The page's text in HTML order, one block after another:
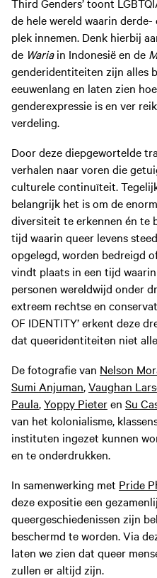
de hele wereld waarin
plek innemen. Denk hierbij
de Wariain Indonesië en de
genderidentiteiten zijn alles
eeuwenlang en laten zien
genderexpressie is en ver
verdeling.
Door deze diepgewortelde
verhalen naar voren die
culturele continuïteit.
belangrijk het is om de
diversiteit te erkennen én te
tijd waarin queer levens
opgelegd, worden bedreigd
vindt plaats in een tijd
personen wereldwijd onder
extreem rechtse en
OF IDENTITY’ erkent deze
dat queeridentiteiten niet
De fotografie van Nelson
Sumi Anjuman,Vaughan
Paula,Yoppy Pieteren Su
van het kolonialisme,
instituten ingezet kunnen
en te onderdrukken.
In samenwerking met Pride
deze expositie een
queergeschiedenissen zijn
beschermd te worden. Via
laten we zien dat queer
zullen er altijd zijn.